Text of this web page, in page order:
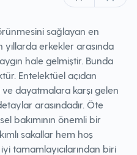
sağlayan en
erkekler arasında
hale gelmiştir. Bunda
Entelektüel açıdan
dayatmalara karşı gelen
arasındadır. Öte
bakımının önemli bir
sakallar hem hoş
tamamlayıcılarından biri